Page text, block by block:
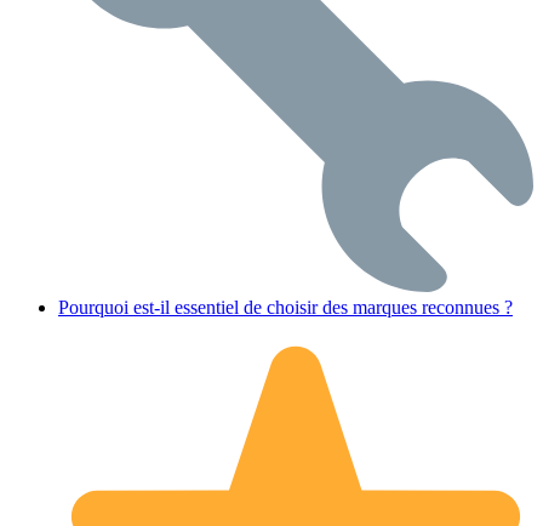
Pourquoi est-il essentiel de choisir des marques reconnues ?